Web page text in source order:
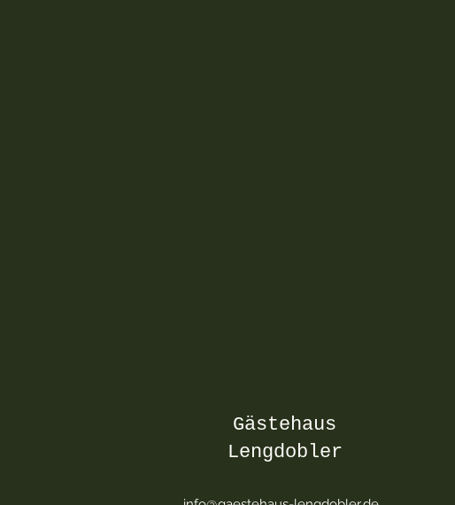
Gästehaus
Lengdobler